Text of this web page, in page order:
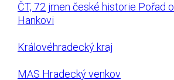
ČT, 72 jmen české historie Pořad
Hankovi
Královéhradecký kraj
MAS Hradecký venkov